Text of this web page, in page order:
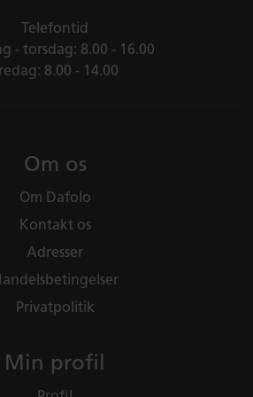
Om os
Om Dafolo
Kontakt os
Adresser
Privatpolitik
Min profil
Telefontid
- torsdag: 8.00 - 16.00
8.00 - 14.00